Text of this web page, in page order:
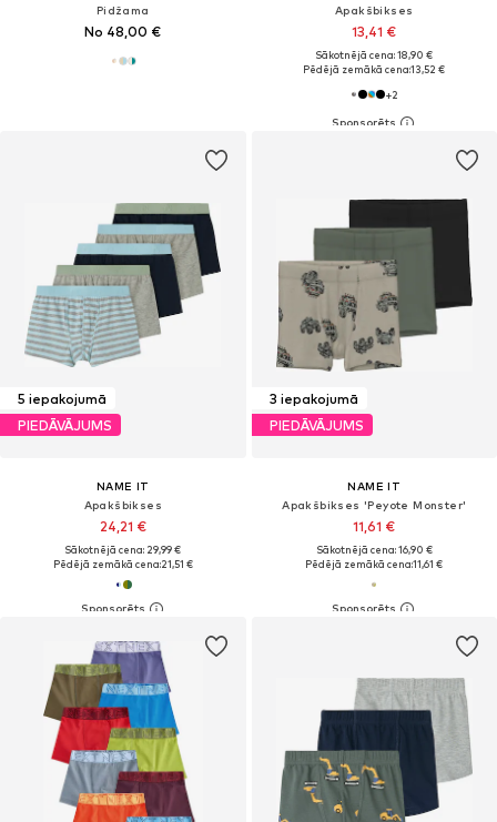
Pidžama
No 48,00 €
Apakšbikses
13,41 €
Sākotnējā cena: 18,90 €
Pēdējā zemākā cena:13,52 €
+2
5 iepakojumā
PIEDĀVĀJUMS
NAME IT
Apakšbikses
24,21 €
Sākotnējā cena: 29,99 €
Pēdējā zemākā cena:21,51 €
3 iepakojumā
PIEDĀVĀJUMS
NAME IT
Apakšbikses 'Peyote Monster'
11,61 €
Sākotnējā cena: 16,90 €
Pēdējā zemākā cena:11,61 €